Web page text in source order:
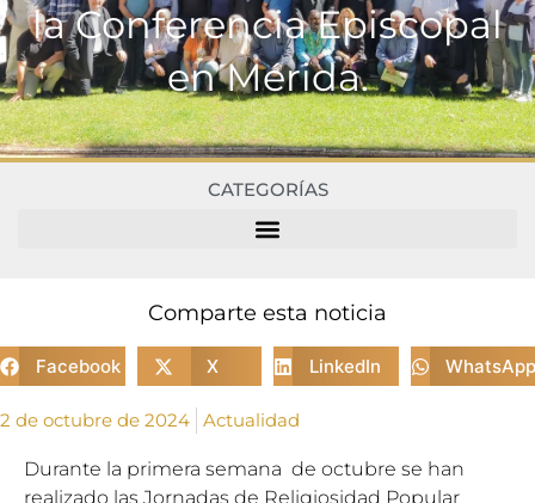
la Conferencia Episcopal
en Mérida.
CATEGORÍAS
Comparte esta noticia
Facebook X LinkedIn WhatsApp
2 de octubre de 2024 Actualidad
Durante la primera semana de octubre se han
realizado las Jornadas de Religiosidad Popular